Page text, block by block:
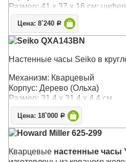
Размер: 41 x 37 x 16 см;
Цена: 8`240 Р
Seiko QXA143BN
Настенные часы Seiko в
Механизм: Кварцевый
Корпус: Дерево (Ольха)
Размер: 31,4 х 31,4 х 4,4 см
Цена: 18`000 Р
Howard Miller 625-299
Кварцевые настенные часы